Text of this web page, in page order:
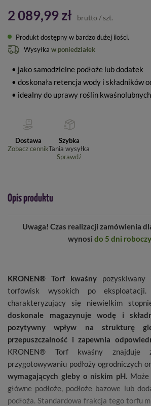
2 089,99 zł brutto / szt.
Produkt dostępny w bardzo dużej ilości
Wysyłka w poniedziałek
• jako samodzielne podłoże lub dodatek
• doskonała retencja wody i składników
• idealny do uprawy roślin kwaśnolubnych
Dostawa
Zobacz cennik
Szybka
Tania wysyłka
Sprawdź
Opis produktu
Uwaga! Czas realizacji zamówienia
wynosi do 5 dni
KRONEN® Torf kwaśny pozyskiwany
torfowisk wysokich po
charakteryzujący się niewielkim
doskonale magazynuje wodę i
pozytywny wpływ na strukturę
przepuszczalność i zapewnia
KRONEN® Torf kwaśny znajduje
przygotowywaniu podłoży ogrodniczych
wymagających gleby o niskim pH.
główne podłoże, podłoże bazowe lub
podłoża. Standardowa frakcja tego torfu